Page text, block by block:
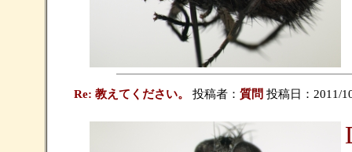
Re: 教えてください。 投稿者： 質問 投稿日：2011/